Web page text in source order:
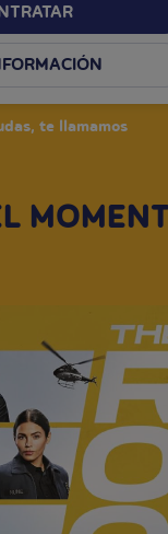
te llamamos